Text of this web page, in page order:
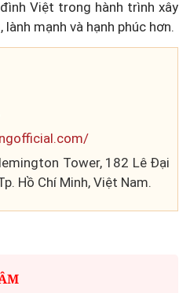
Việt trong hành trình xây
mạnh và hạnh phúc hơn.
Tower, 182 Lê Đại
Hồ Chí Minh, Việt Nam.